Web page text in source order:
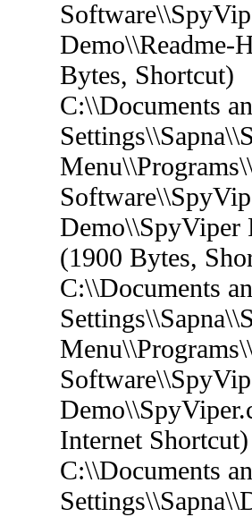
Demo\\Readme-
Bytes, Shortcut)
C:\\Documents
Demo\\SpyViper
(1900 Bytes,
C:\\Documents
Internet Shortcut)
C:\\Documents